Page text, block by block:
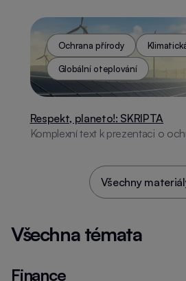
podporující ekologické povědomí.
Ochrana přírody
Globální oteplování
Respekt, planeto!: SKRIPTA
Komplexní text k prezentaci o
Všechny
Všechna témata
Finance